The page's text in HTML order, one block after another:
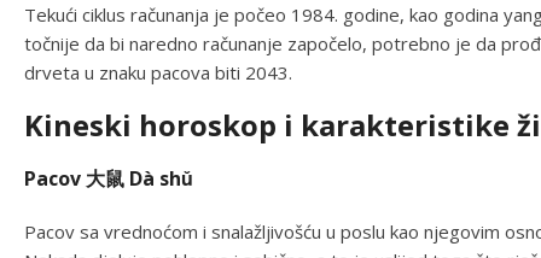
Tekući ciklus računanja je počeo 1984. godine, kao godina
točnije da bi naredno računanje započelo, potrebno je da
drveta u znaku pacova biti 2043.
Kineski horoskop i karakteristike
Pacov 大鼠 Dà shǔ
Pacov sa vrednoćom i snalažljivošću u poslu kao njegovim